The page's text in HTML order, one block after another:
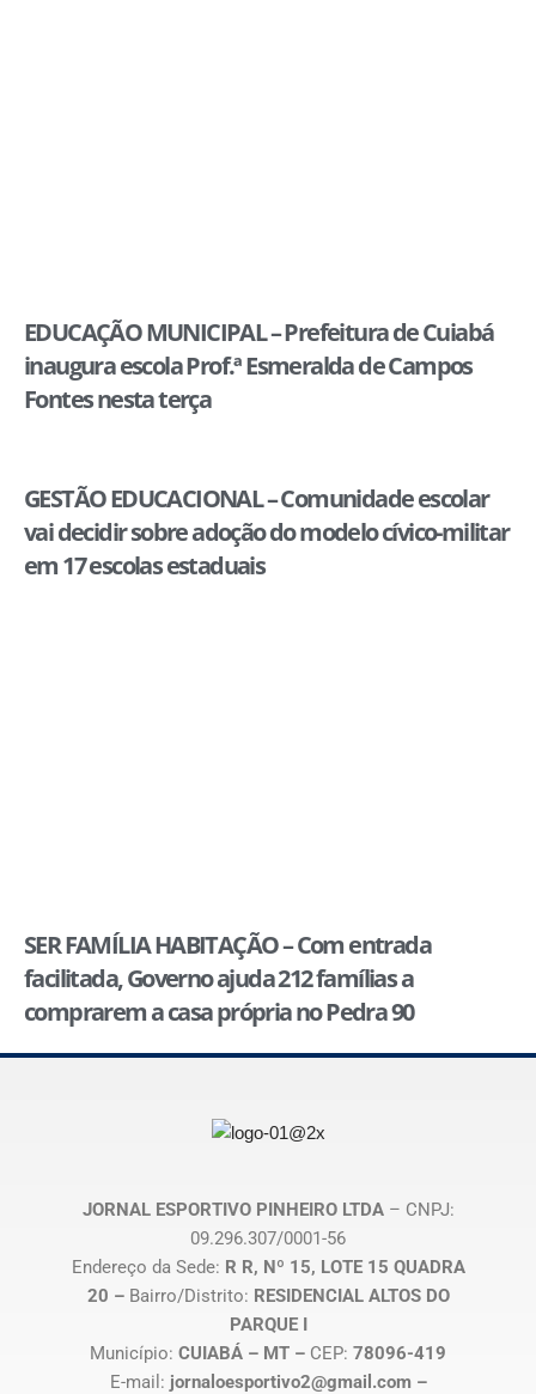
EDUCAÇÃO MUNICIPAL – Prefeitura de Cuiabá
inaugura escola Prof.ª Esmeralda de Campos
Fontes nesta terça
GESTÃO EDUCACIONAL – Comunidade escolar
vai decidir sobre adoção do modelo cívico-militar
em 17 escolas estaduais
SER FAMÍLIA HABITAÇÃO – Com entrada
facilitada, Governo ajuda 212 famílias a
comprarem a casa própria no Pedra 90
JORNAL ESPORTIVO PINHEIRO LTDA– CNPJ:
09.296.307/0001-56
Endereço da Sede: R R, Nº 15, LOTE 15 QUADRA
20 – Bairro/Distrito: RESIDENCIAL ALTOS DO
PARQUE I
Município: CUIABÁ – MT – CEP: 78096-419
E-mail: jornaloesportivo2@gmail.com –